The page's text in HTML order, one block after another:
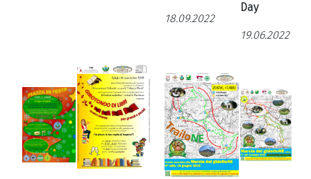
18.09.2022
Day
19.06.2022